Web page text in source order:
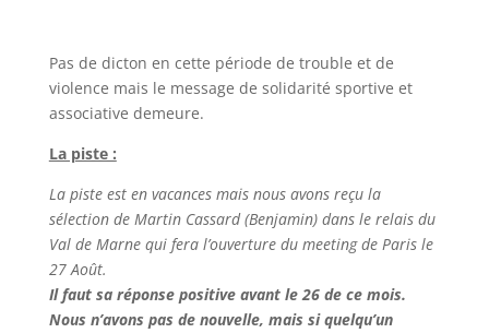
Pas de dicton en cette période de trouble et de
violence mais le message de solidarité sportive et
associative demeure.
La piste :
La piste est en vacances mais nous avons reçu la
sélection de Martin Cassard (Benjamin) dans le relais du
Val de Marne qui fera l’ouverture du meeting de Paris le
27 Août.
Il faut sa réponse positive avant le 26 de ce mois.
Nous n’avons pas de nouvelle, mais si quelqu’un